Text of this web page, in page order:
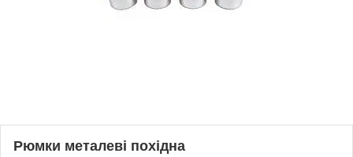
Рюмки металеві похідна